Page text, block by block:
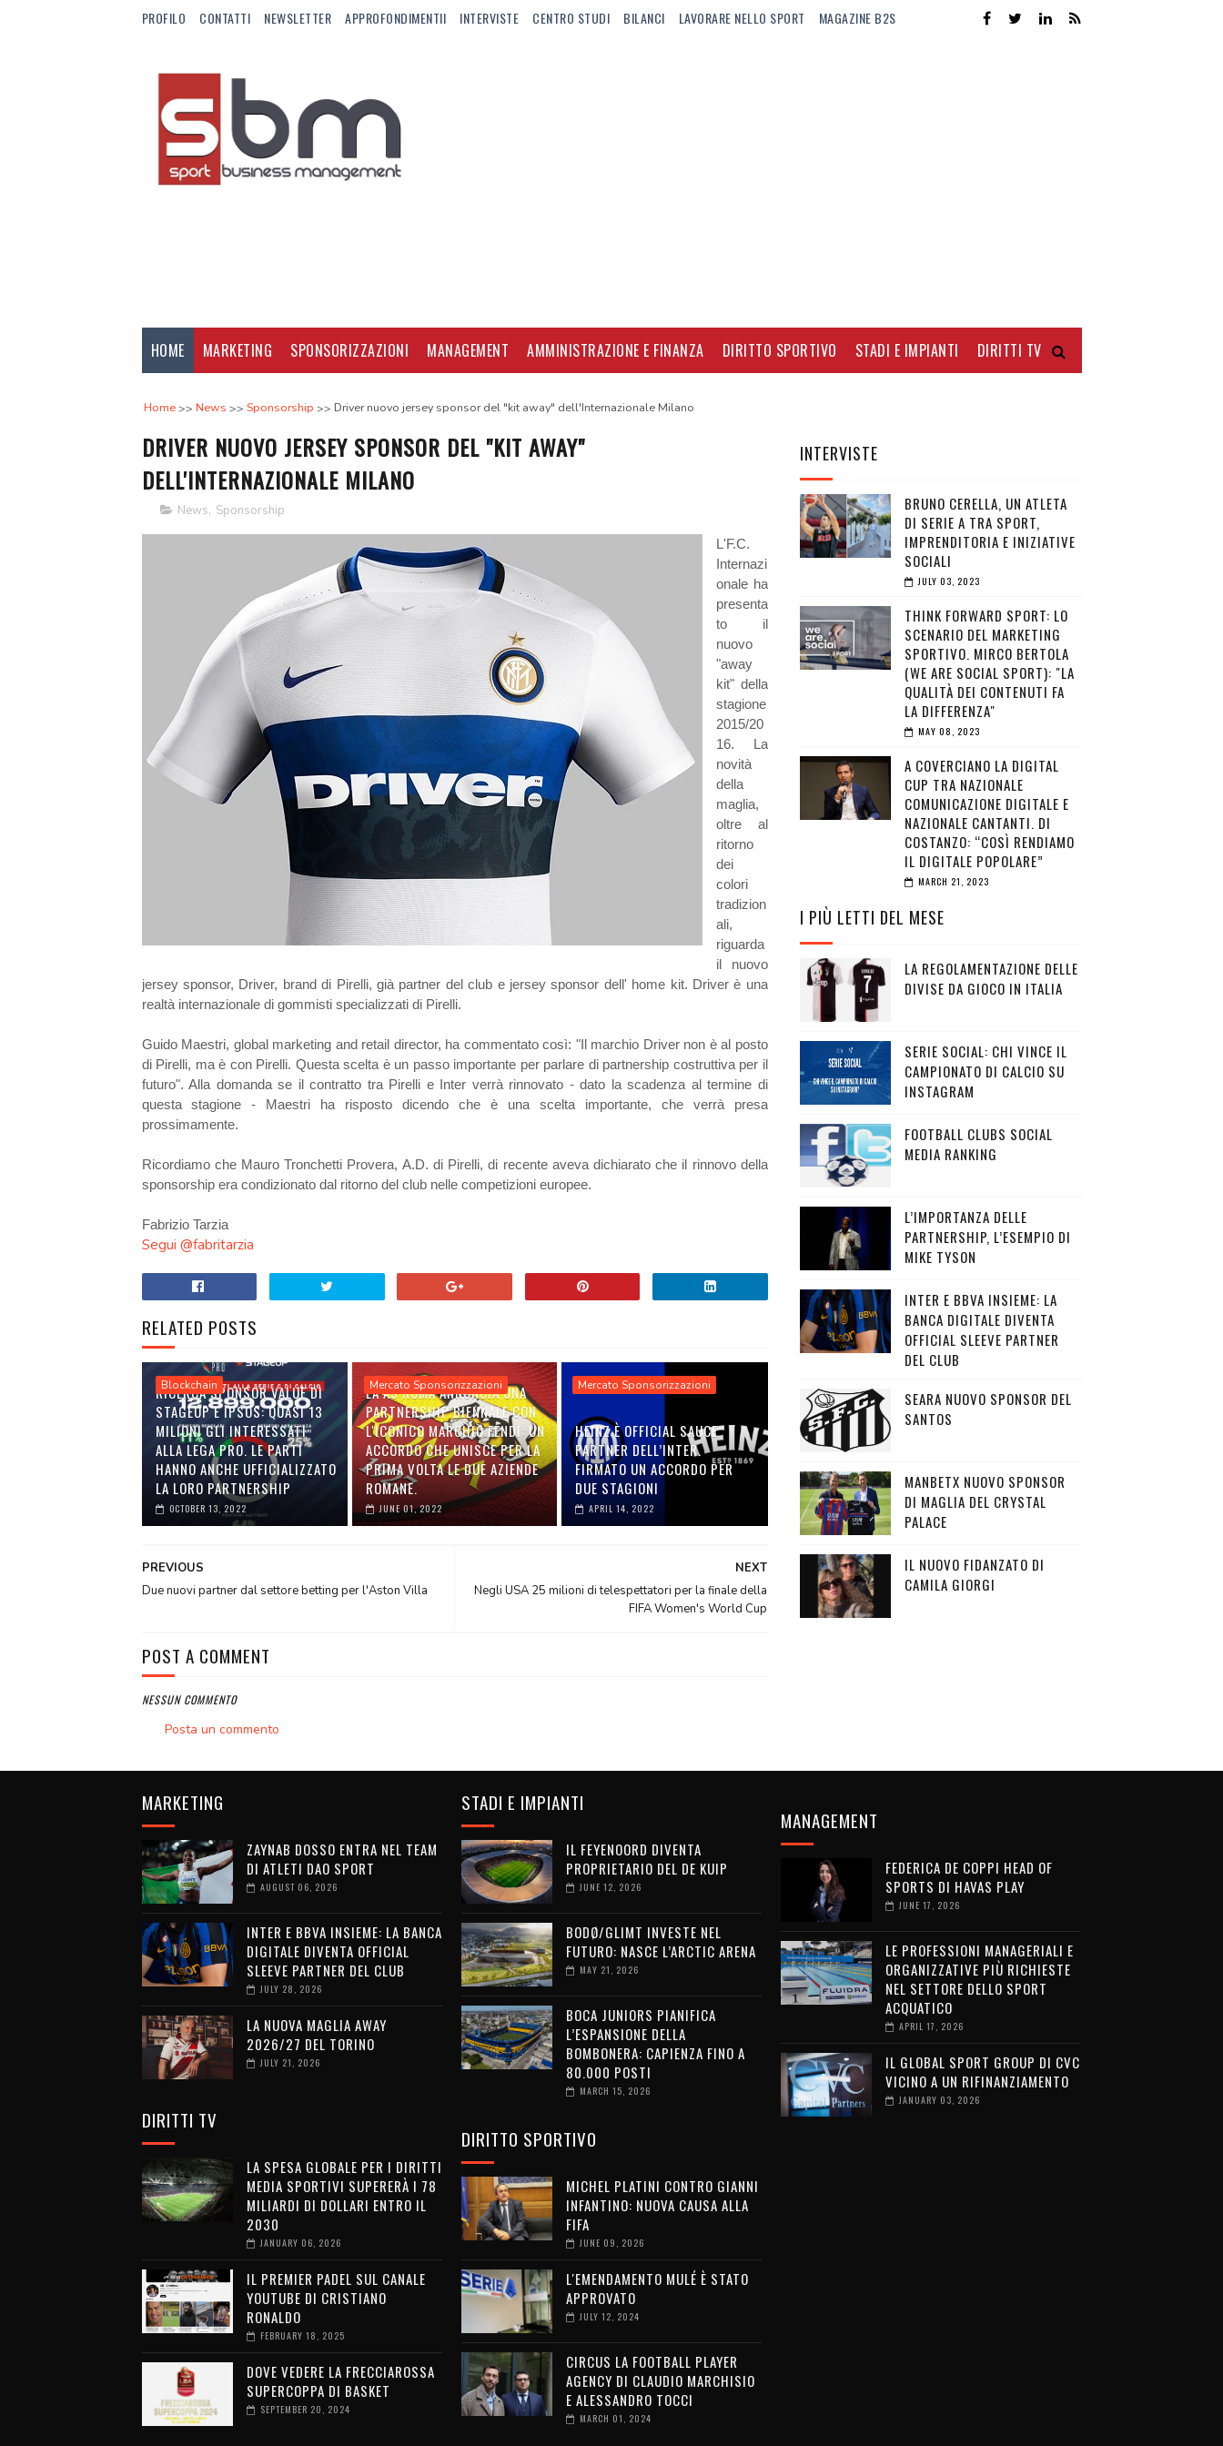
PROFILO CONTATTI NEWSLETTER APPROFONDIMENTII INTERVISTE CENTRO STUDI BILANCI LAVORARE NELLO SPORT MAGAZINE B2S
HOME MARKETING SPONSORIZZAZIONI MANAGEMENT AMMINISTRAZIONE E FINANZA DIRITTO SPORTIVO STADI E IMPIANTI DIRITTI TV
Home News Sponsorship Driver nuovo jersey sponsor del "kit away" dell'Internazionale Milano
DRIVER NUOVO JERSEY SPONSOR DEL "KIT AWAY"
DELL'INTERNAZIONALE MILANO
News, Sponsorship
L'F.C.
Internazi
onale ha
presenta
to il
nuovo
"away
kit" della
stagione
2015/20
16. La
novità
della
maglia,
oltre al
ritorno
dei
colori
tradizion
ali,
riguarda
il nuovo
jersey sponsor, Driver, brand di Pirelli, già partner del club e jersey sponsor dell' home kit. Driver è una
realtà internazionale di gommisti specializzati di Pirelli.
Guido Maestri, global marketing and retail director, ha commentato così: "Il marchio Driver non è al posto
di Pirelli, ma è con Pirelli. Questa scelta è un passo importante per parlare di partnership costruttiva per il
futuro". Alla domanda se il contratto tra Pirelli e Inter verrà rinnovato - dato la scadenza al termine di
questa stagione - Maestri ha risposto dicendo che è una scelta importante, che verrà presa
prossimamente.
Ricordiamo che Mauro Tronchetti Provera, A.D. di Pirelli, di recente aveva dichiarato che il rinnovo della
sponsorship era condizionato dal ritorno del club nelle competizioni europee.
Fabrizio Tarzia
Segui @fabritarzia
RELATED POSTS
Blockchain
RICERCA SPONSOR VALUE DI
STAGEUP E IPSOS: QUASI 13
MILIONI GLI INTERESSATI
ALLA LEGA PRO. LE PARTI
HANNO ANCHE UFFICIALIZZATO
LA LORO PARTNERSHIP
OCTOBER 13, 2022
Mercato Sponsorizzazioni
LA AS ROMA ANNUNCIA UNA
PARTNERSHIP BIENNALE CON
L'ICONICO MARCHIO FENDI: UN
ACCORDO CHE UNISCE PER LA
PRIMA VOLTA LE DUE AZIENDE
ROMANE.
JUNE 01, 2022
Mercato Sponsorizzazioni
HEINZ È OFFICIAL SAUCE
PARTNER DELL’INTER.
FIRMATO UN ACCORDO PER
DUE STAGIONI
APRIL 14, 2022
NEXT
Negli USA 25 milioni di telespettatori per la finale della
FIFA Women's World Cup
PREVIOUS
Due nuovi partner dal settore betting per l'Aston Villa
POST A COMMENT
NESSUN COMMENTO
Posta un commento
INTERVISTE
BRUNO CERELLA, UN ATLETA
DI SERIE A TRA SPORT,
IMPRENDITORIA E INIZIATIVE
SOCIALI
JULY 03, 2023
THINK FORWARD SPORT: LO
SCENARIO DEL MARKETING
SPORTIVO. MIRCO BERTOLA
(WE ARE SOCIAL SPORT): "LA
QUALITÀ DEI CONTENUTI FA
LA DIFFERENZA"
MAY 08, 2023
A COVERCIANO LA DIGITAL
CUP TRA NAZIONALE
COMUNICAZIONE DIGITALE E
NAZIONALE CANTANTI. DI
COSTANZO: “COSÌ RENDIAMO
IL DIGITALE POPOLARE”
MARCH 21, 2023
I PIÙ LETTI DEL MESE
LA REGOLAMENTAZIONE DELLE
DIVISE DA GIOCO IN ITALIA
SERIE SOCIAL: CHI VINCE IL
CAMPIONATO DI CALCIO SU
INSTAGRAM
FOOTBALL CLUBS SOCIAL
MEDIA RANKING
L’IMPORTANZA DELLE
PARTNERSHIP, L’ESEMPIO DI
MIKE TYSON
INTER E BBVA INSIEME: LA
BANCA DIGITALE DIVENTA
OFFICIAL SLEEVE PARTNER
DEL CLUB
SEARA NUOVO SPONSOR DEL
SANTOS
MANBETX NUOVO SPONSOR
DI MAGLIA DEL CRYSTAL
PALACE
IL NUOVO FIDANZATO DI
CAMILA GIORGI
MARKETING
ZAYNAB DOSSO ENTRA NEL TEAM
DI ATLETI DAO SPORT
AUGUST 06, 2026
INTER E BBVA INSIEME: LA BANCA
DIGITALE DIVENTA OFFICIAL
SLEEVE PARTNER DEL CLUB
JULY 28, 2026
LA NUOVA MAGLIA AWAY
2026/27 DEL TORINO
JULY 21, 2026
DIRITTI TV
LA SPESA GLOBALE PER I DIRITTI
MEDIA SPORTIVI SUPERERÀ I 78
MILIARDI DI DOLLARI ENTRO IL
2030
JANUARY 06, 2026
IL PREMIER PADEL SUL CANALE
YOUTUBE DI CRISTIANO
RONALDO
FEBRUARY 18, 2025
DOVE VEDERE LA FRECCIAROSSA
SUPERCOPPA DI BASKET
SEPTEMBER 20, 2024
STADI E IMPIANTI
IL FEYENOORD DIVENTA
PROPRIETARIO DEL DE KUIP
JUNE 12, 2026
BODØ/GLIMT INVESTE NEL
FUTURO: NASCE L’ARCTIC ARENA
MAY 21, 2026
BOCA JUNIORS PIANIFICA
L’ESPANSIONE DELLA
BOMBONERA: CAPIENZA FINO A
80.000 POSTI
MARCH 15, 2026
DIRITTO SPORTIVO
MICHEL PLATINI CONTRO GIANNI
INFANTINO: NUOVA CAUSA ALLA
FIFA
JUNE 09, 2026
L'EMENDAMENTO MULÉ È STATO
APPROVATO
JULY 12, 2024
CIRCUS LA FOOTBALL PLAYER
AGENCY DI CLAUDIO MARCHISIO
E ALESSANDRO TOCCI
MARCH 01, 2024
MANAGEMENT
FEDERICA DE COPPI HEAD OF
SPORTS DI HAVAS PLAY
JUNE 17, 2026
LE PROFESSIONI MANAGERIALI E
ORGANIZZATIVE PIÙ RICHIESTE
NEL SETTORE DELLO SPORT
ACQUATICO
APRIL 17, 2026
IL GLOBAL SPORT GROUP DI CVC
VICINO A UN RIFINANZIAMENTO
JANUARY 03, 2026